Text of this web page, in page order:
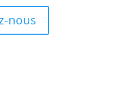
nous